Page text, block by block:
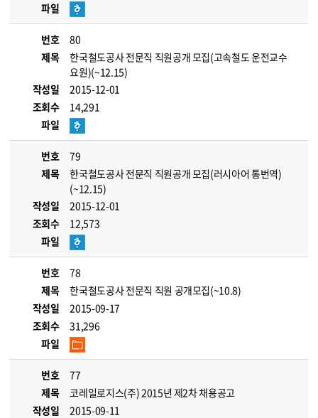
파일
번호
80
제목
한국철도공사 전문직 직원공개 모집(고속철도 운전교수
요원)(~12.15)
작성일
2015-12-01
조회수
14,291
파일
번호
79
제목
한국철도공사 전문직 직원공개 모집(러시아어 통번역)
(~12.15)
작성일
2015-12-01
조회수
12,573
파일
번호
78
제목
한국철도공사 전문직 직원 공개모집(~10.8)
작성일
2015-09-17
조회수
31,296
파일
번호
77
제목
코레일로지스(주) 2015년 제2차 채용공고
작성일
2015-09-11